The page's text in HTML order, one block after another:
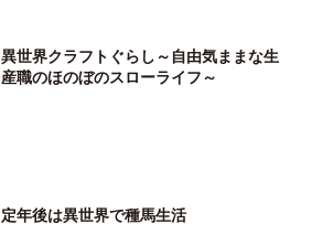
異世界クラフトぐらし～自由気ままな生
産職のほのぼのスローライフ～
定年後は異世界で種馬生活